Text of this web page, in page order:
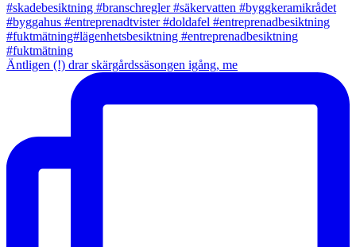
Äntligen (!) drar skärgårdssäsongen igång, me